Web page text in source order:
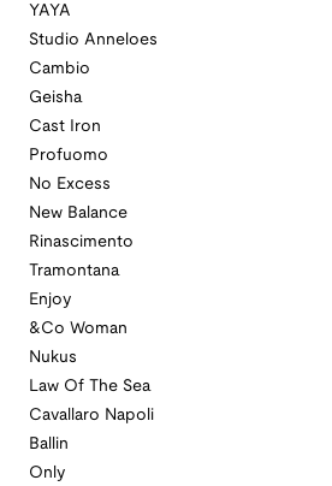
YAYA
Studio Anneloes
Cambio
Geisha
Cast Iron
Profuomo
No Excess
New Balance
Rinascimento
Tramontana
Enjoy
&Co Woman
Nukus
Law Of The Sea
Cavallaro Napoli
Ballin
Only